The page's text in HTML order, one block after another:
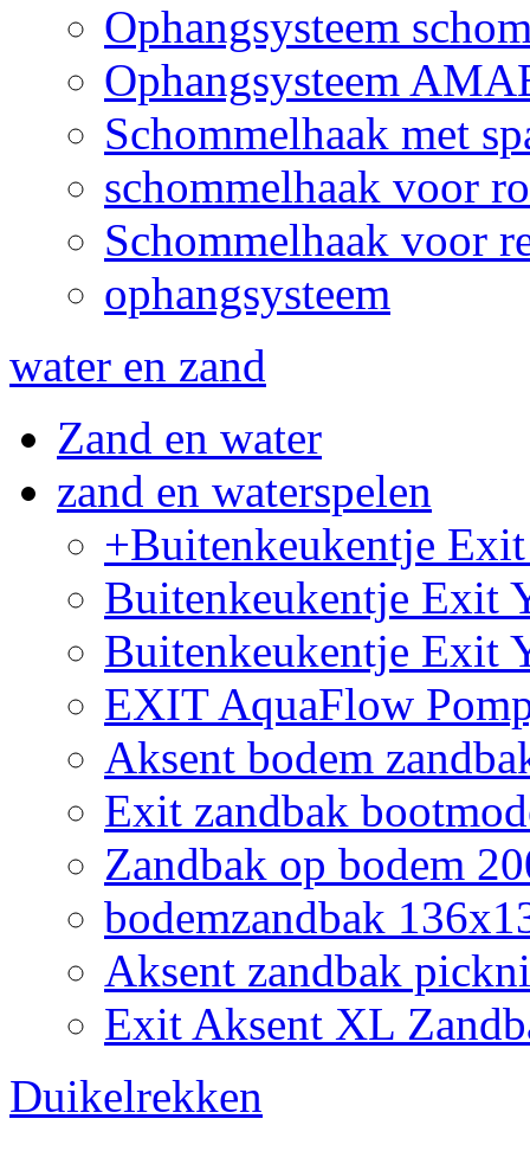
Ophangsysteem
Ophangsysteem
Schommelhaak met
schommelhaak voor
Schommelhaak voor
ophangsysteem
water en zand
Zand en water
zand en waterspelen
+Buitenkeukentje
Buitenkeukentje Exit
Buitenkeukentje Exit
EXIT AquaFlow
Aksent bodem
Exit zandbak
Zandbak op bodem
bodemzandbak
Aksent zandbak
Exit Aksent XL
Duikelrekken